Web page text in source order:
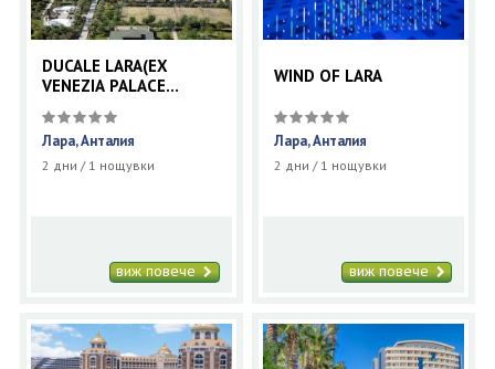
DUCALE LARA(EX
VENEZIA PALACE
DELUXE RESORT)
Лара, Анталия
2 дни / 1 нощувки
виж повече
WIND OF LARA
Лара, Анталия
2 дни / 1 нощувки
виж повече